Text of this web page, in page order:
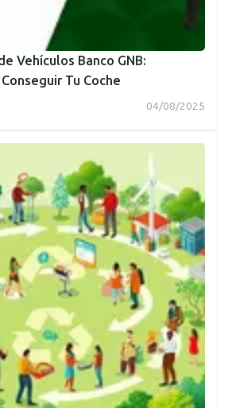
Vehículos Banco GNB:
Tu Coche
04/08/2025